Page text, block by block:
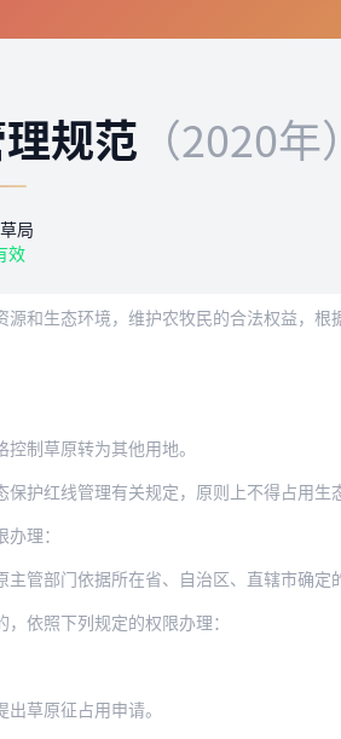
规范 （2020年）
局
效
维护农牧民的合法权益，根据《中华人民共和国
制草原转为其他用地。
护红线管理有关规定，原则上不得占用生
理：
管部门依据所在省、自治区、直辖市确定
依照下列规定的权限办理：
草原征占用申请。